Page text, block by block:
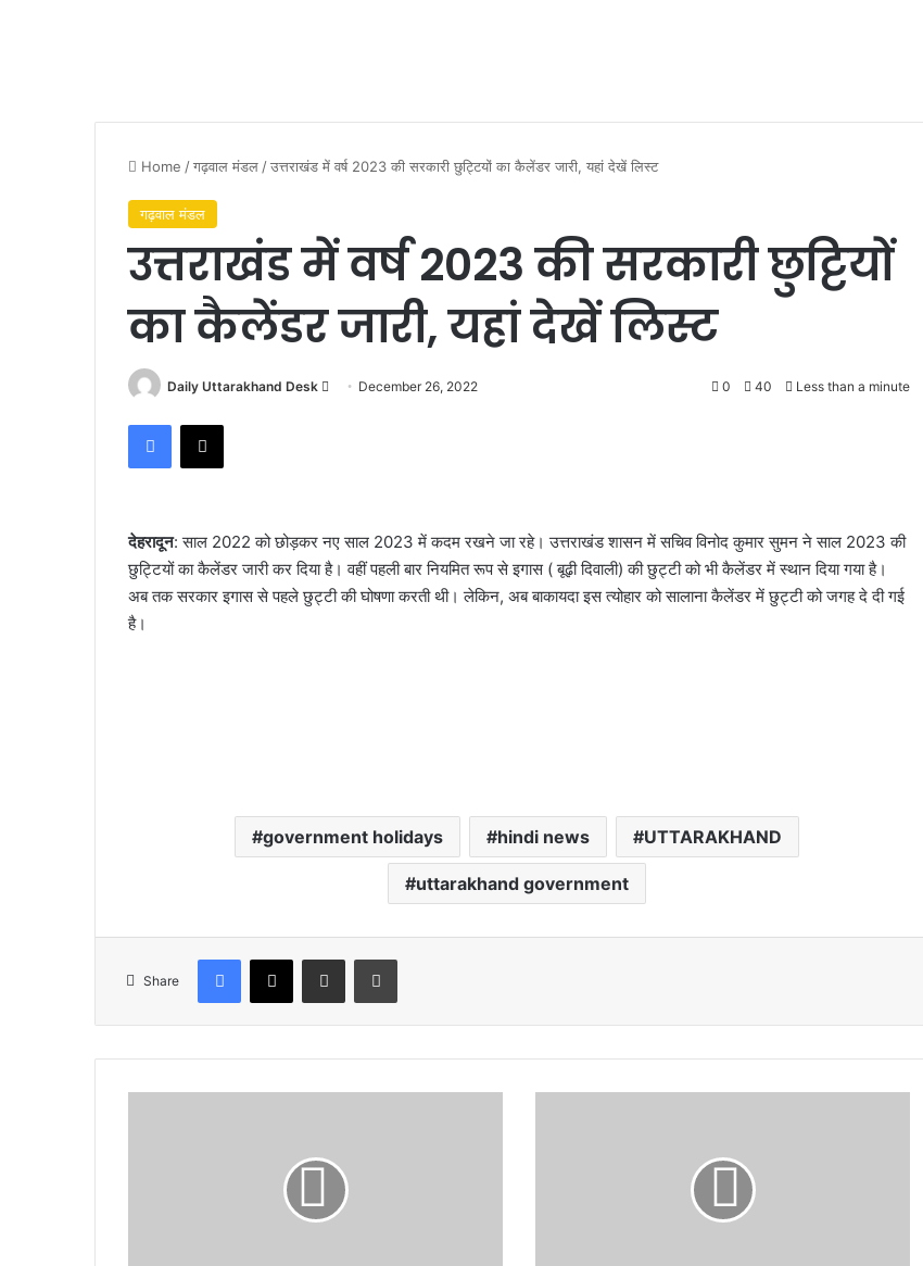
Home /गढ़वाल मंडल /उत्तराखंड में वर्ष 2023 की सरकारी छुट्टियों का कैलेंडर जारी, यहां देखें लिस्ट
गढ़वाल मंडल
उत्तराखंड में वर्ष 2023 की सरकारी छुट्टियों
का कैलेंडर जारी, यहां देखें लिस्ट
Daily Uttarakhand Desk
Send December 26, 2022 0 40 Less than a minute
Facebook
X
देहरादून: साल 2022 को छोड़कर नए साल 2023 में कदम रखने जा रहे। उत्तराखंड शासन में सचिव विनोद कुमार सुमन ने साल 2023 की
छुट्टियों का कैलेंडर जारी कर दिया है। वहीं पहली बार नियमित रूप से इगास ( बूढ़ी दिवाली) की छुट्टी को भी कैलेंडर में स्थान दिया गया है।
अब तक सरकार इगास से पहले छुट्टी की घोषणा करती थी। लेकिन, अब बाकायदा इस त्योहार को सालाना कैलेंडर में छुट्टी को जगह दे दी गई
है।
government holidays hindi news UTTARAKHAND
uttarakhand government
Share
Facebook
X Share via Email Print